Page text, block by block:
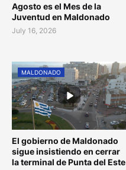
Agosto es el Mes de la
Juventud en Maldonado
July 16, 2026
MALDONADO
El gobierno de Maldonado
sigue insistiendo en cerrar
la terminal de Punta del Este